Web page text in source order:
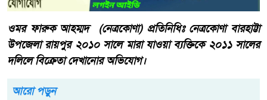
‎‎ওমর ফারুক আহম্মদ (নেত্রকোণা) প্রতিনিধিঃ নেত্রকোণা বারহাট্টা
উপজেলা রায়পুর ‎২০১০ সালে মারা যাওয়া ব্যক্তিকে ২০১১ সালের
দলিলে বিক্রেতা দেখানোর অভিযোগ।
আরো পড়ুন